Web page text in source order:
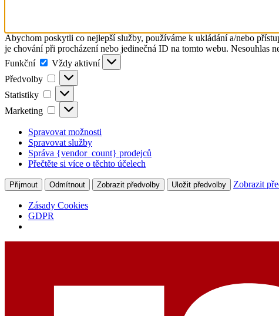
Abychom poskytli co nejlepší služby, používáme k ukládání a/nebo
je chování při procházení nebo jedinečná ID na tomto webu. Nesouhlas
Funkční
Funkční
Vždy aktivní
Předvolby
Předvolby
Statistiky Statistiky
Marketing Marketing
Spravovat možnosti
Spravovat služby
Správa {vendor_count} prodejců
Přečtěte si více o těchto účelech
Přijmout Odmítnout Zobrazit předvolby Uložit předvolby Zobrazit
Zásady Cookies
GDPR